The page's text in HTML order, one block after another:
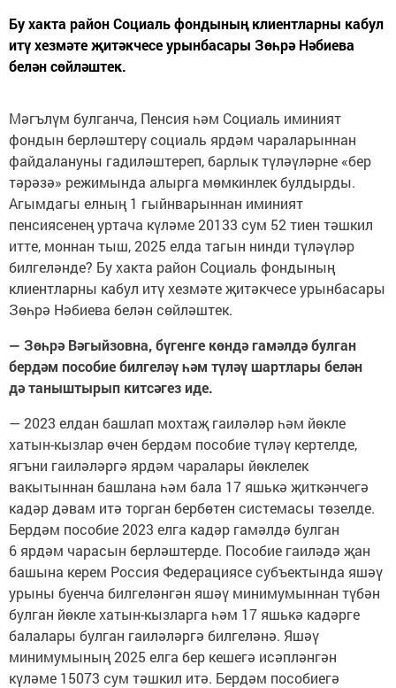
Бу хакта район Социаль фондының клиентларны кабул
итү хезмәте җитәкчесе урынбасары Зөһрә Нәбиева
белән сөйләштек.
Мәгълүм булганча, Пенсия һәм Социаль иминият
фондын берләштерү социаль ярдәм чараларыннан
файдалануны гадиләштереп, барлык түләүләрне «бер
тәрәзә» режимында алырга мөмкинлек булдырды.
Агымдагы елның 1 гыйнварыннан иминият
пенсиясенең уртача күләме 20133 сум 52 тиен тәшкил
итте, моннан тыш, 2025 елда тагын нинди түләүләр
билгеләнде? Бу хакта район Социаль фондының
клиентларны кабул итү хезмәте җитәкчесе урынбасары
Зөһрә Нәбиева белән сөйләштек.
— Зөһрә Вәгыйзовна, бүгенге көндә гамәлдә булган
бердәм пособие билгеләү һәм түләү шартлары белән
дә таныштырып китсәгез иде.
— 2023 елдан башлап мохтаҗ гаиләләр һәм йөкле
хатын-кызлар өчен бердәм пособие түләү кертелде,
ягъни гаиләләргә ярдәм чаралары йөклелек
вакытыннан башлана һәм бала 17 яшькә җиткәнчегә
кадәр дәвам итә торган бербөтен системасы төзелде.
Бердәм пособие 2023 елга кадәр гамәлдә булган
6 ярдәм чарасын берләштерде. Пособие гаиләдә җан
башына керем Россия Федерациясе субъектында яшәү
урыны буенча билгеләнгән яшәү минимумыннан түбән
булган йөкле хатын-кызларга һәм 17 яшькә кадәрге
балалары булган гаиләләргә билгеләнә. Яшәү
минимумының 2025 елга бер кешегә исәпләнгән
күләме 15073 сум тәшкил итә. Бердәм пособиегә